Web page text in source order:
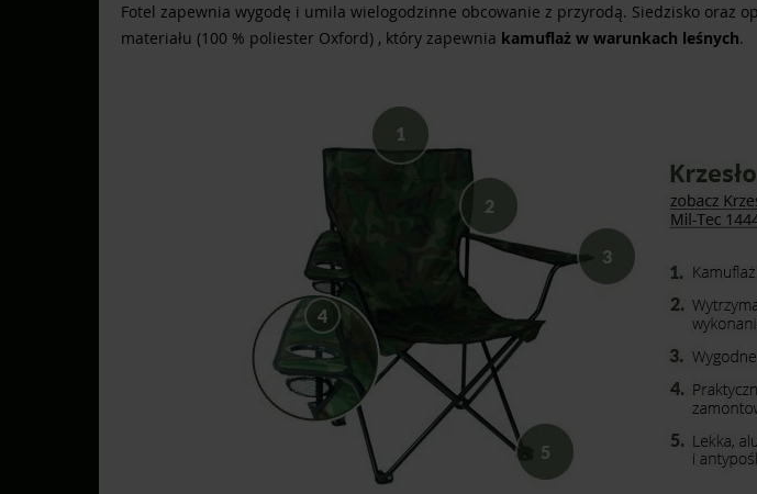
Fotel zapewnia wygodę i umila wielogodzinne obcowanie z przyrodą. Siedzisko oraz
materiału (100 % poliester Oxford) , który zapewnia kamuflaż w warunkach leśnych.